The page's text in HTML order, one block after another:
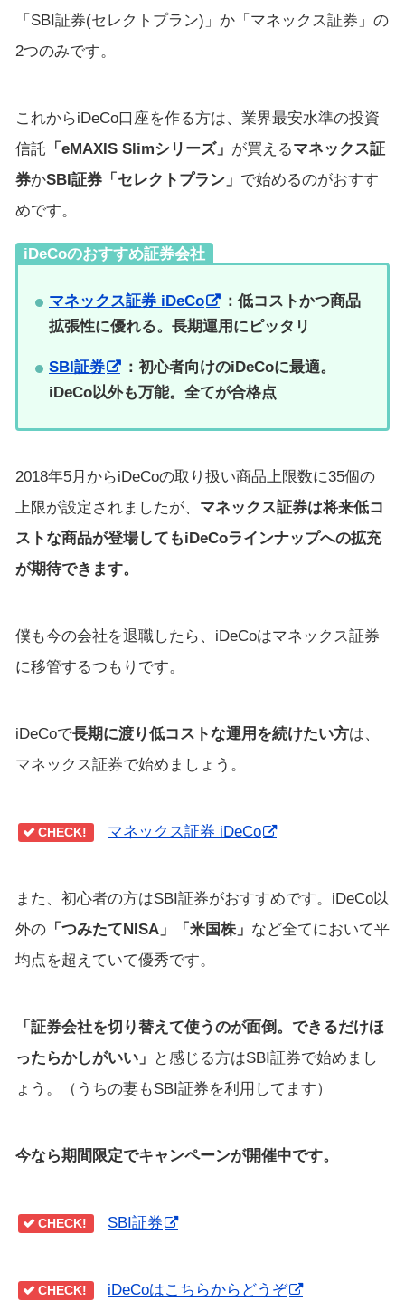
「SBI証券(セレクトプラン)」か「マネックス証券」の
2つのみです。
これからiDeCo口座を作る方は、業界最安水準の投資
信託 「eMAXIS Slimシリーズ」 が買えるマネックス証
券かSBI証券「セレクトプラン」 で始めるのがおすす
めです。
iDeCoのおすすめ証券会社
マネックス証券 iDeCo
：低コストかつ商品
拡張性に優れる。長期運用にピッタリ
SBI証券
：初心者向けのiDeCoに最適。
iDeCo以外も万能。全てが合格点
2018年5月からiDeCoの取り扱い商品上限数に35個の
上限が設定されましたが、 マネックス証券は将来低コ
ストな商品が登場してもiDeCoラインナップへの拡充
が期待できます。
僕も今の会社を退職したら、iDeCoはマネックス証券
に移管するつもりです。
iDeCoで長期に渡り低コストな運用を続けたい方は、
マネックス証券で始めましょう。
CHECK! マネックス証券 iDeCo
また、初心者の方はSBI証券がおすすめです。iDeCo以
外の 「つみたてNISA」「米国株」 など全てにおいて平
均点を超えていて優秀です。
「証券会社を切り替えて使うのが面倒。できるだけほ
ったらかしがいい」
と感じる方はSBI証券で始めまし
ょう。（うちの妻もSBI証券を利用してます）
今なら期間限定でキャンペーンが開催中です。
CHECK! SBI証券
CHECK! iDeCoはこちらからどうぞ